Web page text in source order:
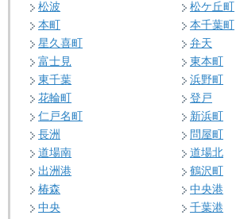
松波
松ケ丘町
本町
本千葉町
星久喜町
弁天
富士見
東本町
東千葉
浜野町
花輪町
登戸
仁戸名町
新浜町
長洲
問屋町
道場南
道場北
出洲港
鶴沢町
椿森
中央港
中央
千葉港